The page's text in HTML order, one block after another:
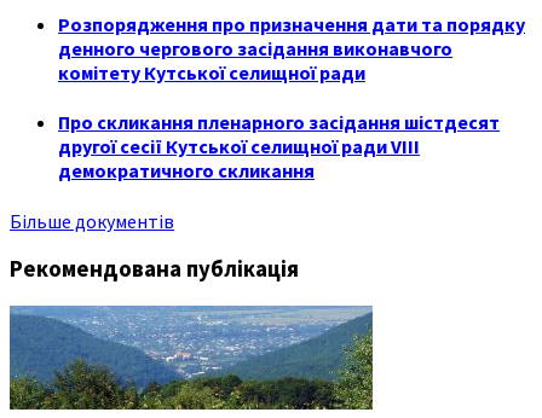
Розпорядження про призначення дати та порядку
денного чергового засідання виконавчого
комітету Кутської селищної ради
Про скликання пленарного засідання шістдесят
другої сесії Кутської селищної ради VIII
демократичного скликання
Більше документів
Рекомендована публікація